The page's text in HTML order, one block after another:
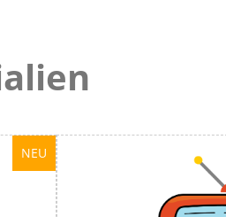
NEU